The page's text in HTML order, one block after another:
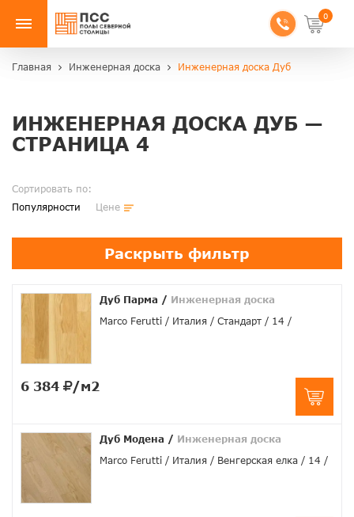
0
Главная Инженерная доска Инженерная доска Дуб
ИНЖЕНЕРНАЯ ДОСКА ДУБ —
СТРАНИЦА 4
Сортировать по:
Популярности
Цене
Раскрыть фильтр
Дуб Парма / Инженерная доска
Marco Ferutti
Италия Стандарт 14
6 384 /м2
Дуб Модена / Инженерная доска
Marco Ferutti
Италия Венгерская елка 14